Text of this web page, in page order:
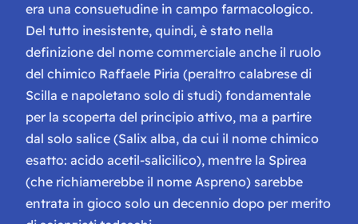
era una consuetudine in campo farmacologico.
Del tutto inesistente, quindi, è stato nella
definizione del nome commerciale anche il ruolo
del chimico Raffaele Piria (peraltro calabrese di
Scilla e napoletano solo di studi) fondamentale
per la scoperta del principio attivo, ma a partire
dal solo salice (Salix alba, da cui il nome chimico
esatto: acido acetil-salicilico), mentre la Spirea
(che richiamerebbe il nome Aspreno) sarebbe
entrata in gioco solo un decennio dopo per merito